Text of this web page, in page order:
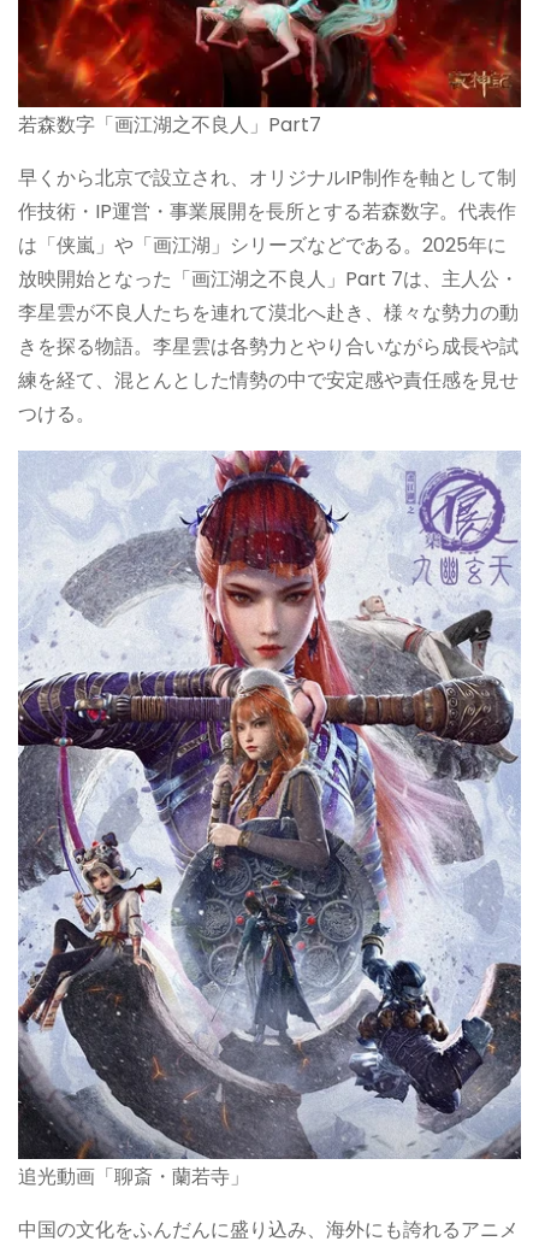
若森数字「画江湖之不良人」Part7
早くから北京で設立され、オリジナルIP制作を軸として制
作技術・IP運営・事業展開を長所とする若森数字。代表作
は「侠嵐」や「画江湖」シリーズなどである。2025年に
放映開始となった「画江湖之不良人」Part 7は、主人公・
李星雲が不良人たちを連れて漠北へ赴き、様々な勢力の動
きを探る物語。李星雲は各勢力とやり合いながら成長や試
練を経て、混とんとした情勢の中で安定感や責任感を見せ
つける。
追光動画「聊斎・蘭若寺」
中国の文化をふんだんに盛り込み、海外にも誇れるアニメ